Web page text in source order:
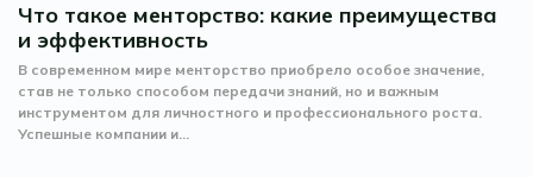
Что такое менторство: какие преимущества
и эффективность
В современном мире менторство приобрело особое значение,
став не только способом передачи знаний, но и важным
инструментом для личностного и профессионального роста.
Успешные компании и...